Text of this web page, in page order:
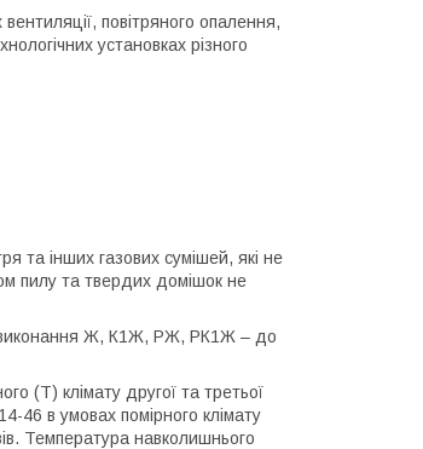
повітряного опалення,
установках різного
та інших газових сумішей, які не
пилу та твердих домішок не
виконання Ж, К1Ж, РЖ, РК1Ж – до
(Т) клімату другої та третьої
46 в умовах помірного клімату
Температура навколишнього